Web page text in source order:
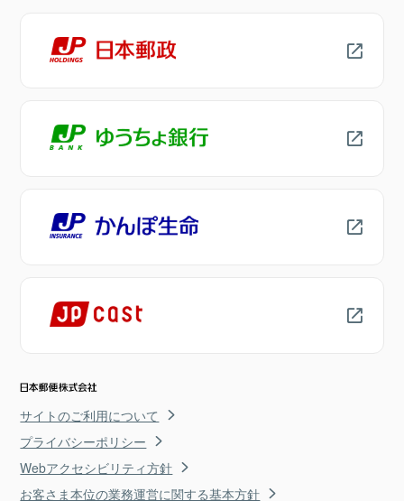
サイトのご利用について
プライバシーポリシー
Webアクセシビリティ方針
お客さま本位の業務運営に関する基本方針